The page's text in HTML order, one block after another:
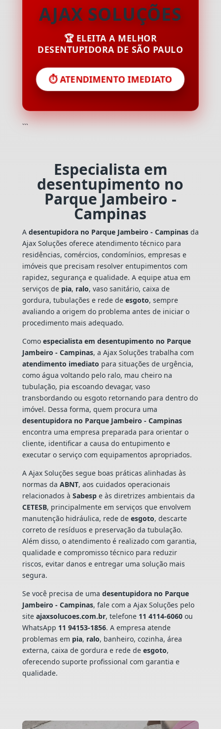
AJAX SOLUÇÕES
🏆 ELEITA A MELHOR
DESENTUPIDORA DE SÃO PAULO
⏱️ ATENDIMENTO IMEDIATO
```
Especialista em
desentupimento no
Parque Jambeiro -
Campinas
A desentupidora no Parque Jambeiro - Campinasda
Ajax Soluções oferece atendimento técnico para
residências, comércios, condomínios, empresas e
imóveis que precisam resolver entupimentos com
rapidez, segurança e qualidade. A equipe atua em
serviços de pia, ralo, vaso sanitário, caixa de
gordura, tubulações e rede de esgoto, sempre
avaliando a origem do problema antes de iniciar o
procedimento mais adequado.
Como especialista em desentupimento no Parque
Jambeiro - Campinas, a Ajax Soluções trabalha com
atendimento imediato para situações de urgência,
como água voltando pelo ralo, mau cheiro na
tubulação, pia escoando devagar, vaso
transbordando ou esgoto retornando para dentro do
imóvel. Dessa forma, quem procura uma
desentupidora no Parque Jambeiro - Campinas
encontra uma empresa preparada para orientar o
cliente, identificar a causa do entupimento e
executar o serviço com equipamentos apropriados.
A Ajax Soluções segue boas práticas alinhadas às
normas da ABNT, aos cuidados operacionais
relacionados à Sabespe às diretrizes ambientais da
CETESB, principalmente em serviços que envolvem
manutenção hidráulica, rede de esgoto, descarte
correto de resíduos e preservação da tubulação.
Além disso, o atendimento é realizado com garantia,
qualidade e compromisso técnico para reduzir
riscos, evitar danos e entregar uma solução mais
segura.
Se você precisa de uma desentupidora no Parque
Jambeiro - Campinas, fale com a Ajax Soluções pelo
site ajaxsolucoes.com.br, telefone 11 4114-6060ou
WhatsApp 11 94153-1856. A empresa atende
problemas em pia, ralo, banheiro, cozinha, área
externa, caixa de gordura e rede de esgoto,
oferecendo suporte profissional com garantia e
qualidade.